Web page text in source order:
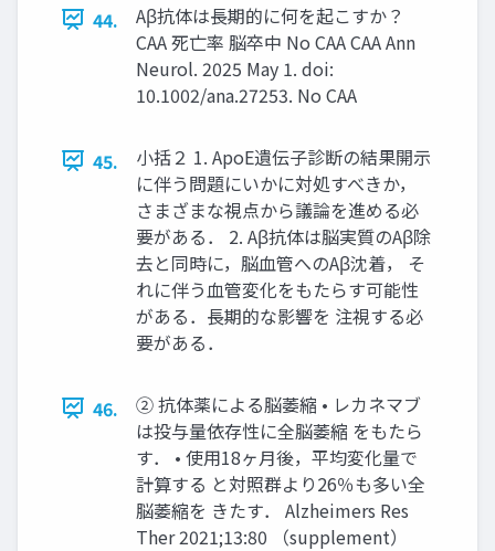
44.
Aβ抗体は長期的に何を起こすか？
CAA 死亡率 脳卒中 No CAA CAA Ann
Neurol. 2025 May 1. doi:
10.1002/ana.27253. No CAA
45.
小括２ 1. ApoE遺伝子診断の結果開示
に伴う問題にいかに対処すべきか，
さまざまな視点から議論を進める必
要がある． 2. Aβ抗体は脳実質のAβ除
去と同時に，脳血管へのAβ沈着， そ
れに伴う血管変化をもたらす可能性
がある．長期的な影響を 注視する必
要がある．
46.
② 抗体薬による脳萎縮 • レカネマブ
は投与量依存性に全脳萎縮 をもたら
す． • 使用18ヶ月後，平均変化量で
計算する と対照群より26％も多い全
脳萎縮を きたす． Alzheimers Res
Ther 2021;13:80 （supplement）